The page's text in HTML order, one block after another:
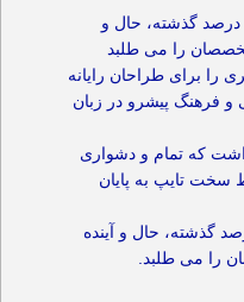
گذشته، حال و
را می طلبد
را برای طراحان رایانه
فرهنگ پیشرو در زبان
که تمام و دشواری
سخت تایپ به پایان
گذشته، حال و آینده
را می طلبد.